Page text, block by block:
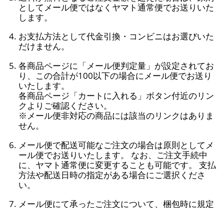
としてメール便ではなくヤマト通常便でお送りいた
します。
お支払方法として代金引換・コンビニはお選びいた
だけません。
各商品ページに「メール便判定量」が設定されてお
り、この合計が100以下の場合にメール便でお送り
いたします。
各商品ページ「カートに入れる」ボタン付近のリン
クよりご確認ください。
※メール便非対応の商品には該当のリンクはありま
せん。
メール便で配送可能なご注文の場合は原則としてメ
ール便でお送りいたします。 なお、ご注文手続中
に、ヤマト通常便に変更することも可能です。 支払
方法や配送日時の指定がある場合にご選択くださ
い。
メール便にて承ったご注文について、梱包時に規定